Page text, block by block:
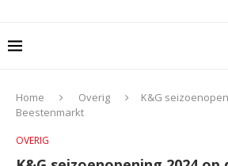
Home Overig
K&G
Beestenmarkt
OVERIG